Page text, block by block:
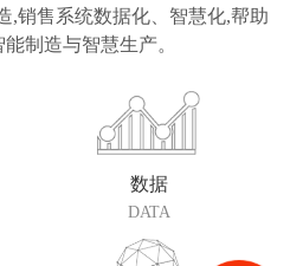
,销售系统数据化、智慧化,帮助
制造与智慧生产。
数据
DATA